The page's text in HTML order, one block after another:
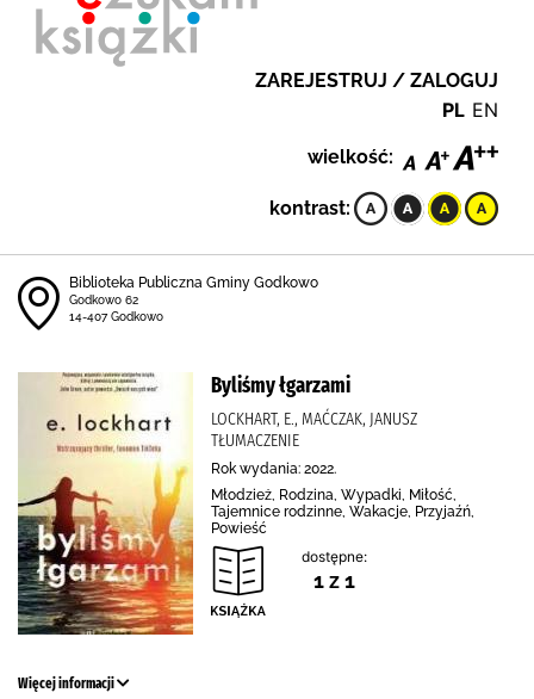
ZAREJESTRUJ / ZALOGUJ
PL EN
wielkość:
kontrast:
Biblioteka Publiczna Gminy Godkowo
Godkowo 62
14-407 Godkowo
Byliśmy łgarzami
LOCKHART, E., MAĆCZAK, JANUSZ
TŁUMACZENIE
Rok wydania: 2022.
Młodzież, Rodzina, Wypadki, Miłość,
Tajemnice rodzinne, Wakacje, Przyjaźń,
Powieść
dostępne:
1 z 1
Więcej informacji